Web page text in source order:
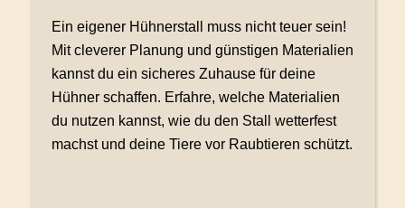
Ein eigener Hühnerstall muss nicht teuer sein!
Mit cleverer Planung und günstigen Materialien
kannst du ein sicheres Zuhause für deine
Hühner schaffen. Erfahre, welche Materialien
du nutzen kannst, wie du den Stall wetterfest
machst und deine Tiere vor Raubtieren schützt.